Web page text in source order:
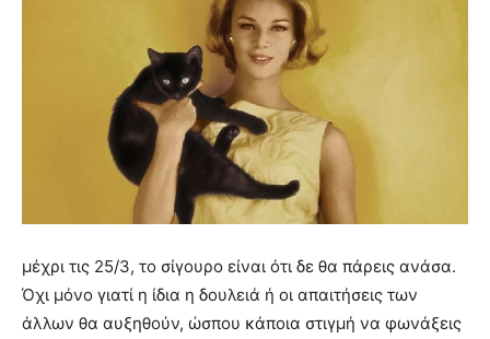
μέχρι τις 25/3, το σίγουρο είναι ότι δε θα πάρεις ανάσα.
Όχι μόνο γιατί η ίδια η δουλειά ή οι απαιτήσεις των
άλλων θα αυξηθούν, ώσπου κάποια στιγμή να φωνάξεις